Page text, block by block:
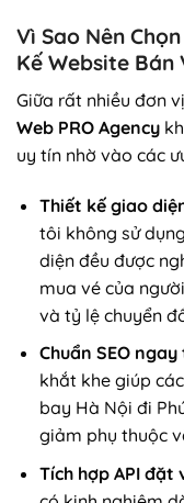
Vì Sao Nên
Kế Website Bán
Giữa rất nhiều đơn
Web PRO Agency
uy tín nhờ vào các
Thiết kế giao
tôi không sử
diện đều được
mua vé của
và tỷ lệ chuyển
Chuẩn SEO
khắt khe giúp
bay Hà Nội đi
giảm phụ thuộc
Tích hợp API đặt